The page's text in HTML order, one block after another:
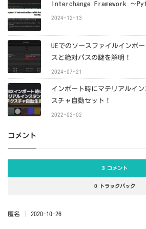
Interchange Framework ～
2024-12-13
UEでのソースファイルインポ
スと絶対パスの謎を解明！
2024-07-21
インポート時にマテリアルイ
スチャ自動セット！
2022-02-02
コメント
3 コメント
0 トラックバック
匿名 2020-10-26